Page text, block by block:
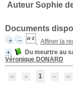
Auteur Sophie
Documents
Affiner la
Du meurtre au
Véronique DONARD
1